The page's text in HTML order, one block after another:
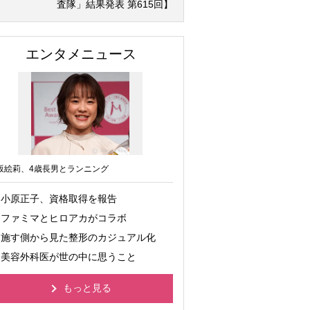
査隊」結果発表 第615回】
エンタメニュース
絵莉、4歳長男とランニング
小原正子、資格取得を報告
ファミマとヒロアカがコラボ
施す側から見た整形のカジュアル化
美容外科医が世の中に思うこと
もっと見る